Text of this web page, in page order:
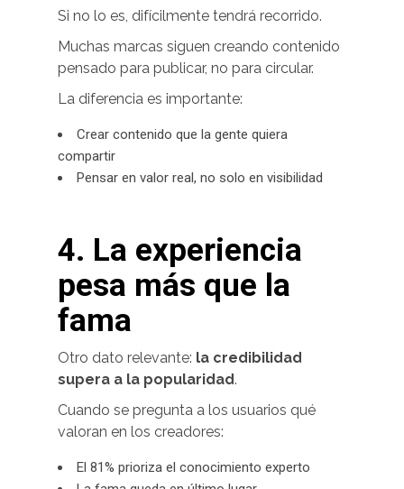
Si no lo es, difícilmente tendrá recorrido.
Muchas marcas siguen creando contenido
pensado para publicar, no para circular.
La diferencia es importante:
Crear contenido que la gente quiera
compartir
Pensar en valor real, no solo en visibilidad
4. La experiencia
pesa más que la
fama
Otro dato relevante: la credibilidad
supera a la popularidad.
Cuando se pregunta a los usuarios qué
valoran en los creadores:
El 81% prioriza el conocimiento experto